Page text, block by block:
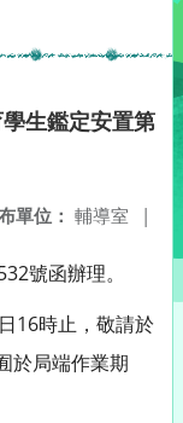
生鑑定安置第
單位： 輔導室 |
號函辦理。
16時止，敬請於
於局端作業期